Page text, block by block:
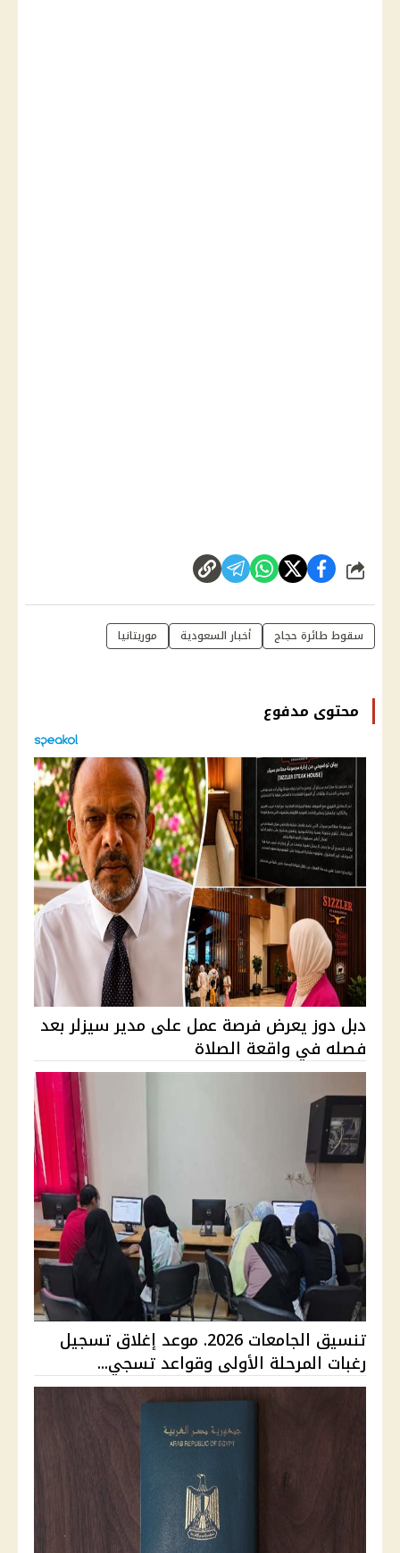
شارك
سقوط طائرة حجاج أخبار السعودية موريتانيا
محتوى مدفوع
دبل دوز يعرض فرصة عمل على مدير سيزلر بعد
فصله في واقعة الصلاة
تنسيق الجامعات 2026. موعد إغلاق تسجيل
رغبات المرحلة الأولى وقواعد تسجي...